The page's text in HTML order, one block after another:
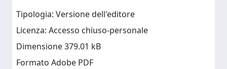
Tipologia: Versione dell'editore
Licenza: Accesso chiuso-personale
Dimensione 379.01 kB
Formato Adobe PDF